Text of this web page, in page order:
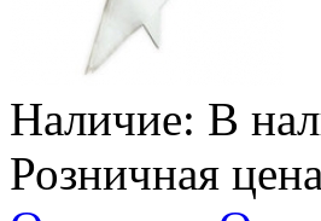
Наличие: В
Розничная